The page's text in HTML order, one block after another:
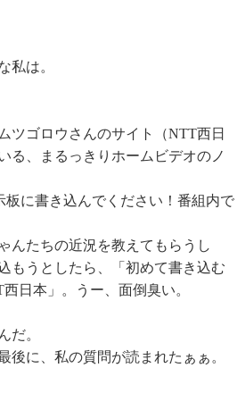
私は。
ツゴロウさんのサイト（NTT西日
る、まるっきりホームビデオのノ
に書き込んでください！番組内で
んたちの近況を教えてもらうし
もうとしたら、「初めて書き込む
日本」。うー、面倒臭い。
だ。
に、私の質問が読まれたぁぁ。